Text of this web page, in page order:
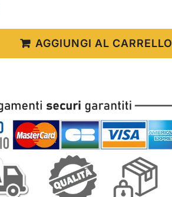
€unitario
AGGIUNGI AL CARRELLO